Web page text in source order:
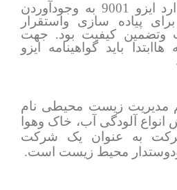
هدف ازتدوین استاندارد ایزو 9001 به وجودآوردن
پیاده سازی واستقرار
وتضمین کیفیت بود. جهت
باید گواهینامه ایزو
مدیریت زیست محیطی نام
انواع آلودگی آب، خاک وهوا
به عنوان یک شرکت
محیط زیست است.